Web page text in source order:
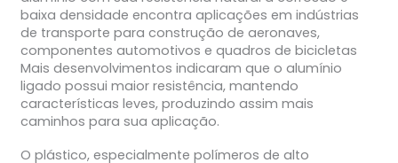
baixa densidade encontra aplicações em indústrias
de transporte para construção de aeronaves,
componentes automotivos e quadros de bicicletas
Mais desenvolvimentos indicaram que o alumínio
ligado possui maior resistência, mantendo
características leves, produzindo assim mais
caminhos para sua aplicação.
O plástico, especialmente polímeros de alto